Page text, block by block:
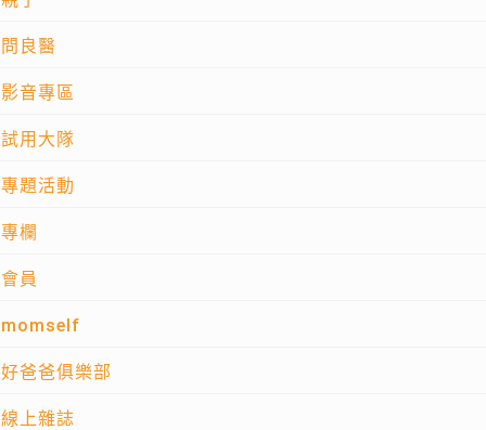
問良醫
影音專區
試用大隊
專題活動
專欄
會員
momself
好爸爸俱樂部
線上雜誌